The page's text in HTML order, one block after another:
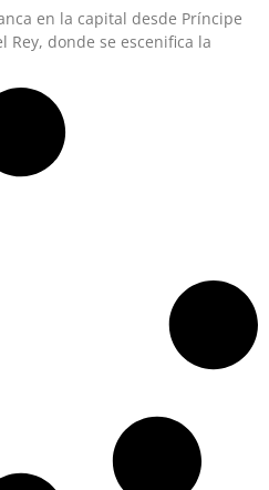
en la capital desde Príncipe
Rey, donde se escenifica la